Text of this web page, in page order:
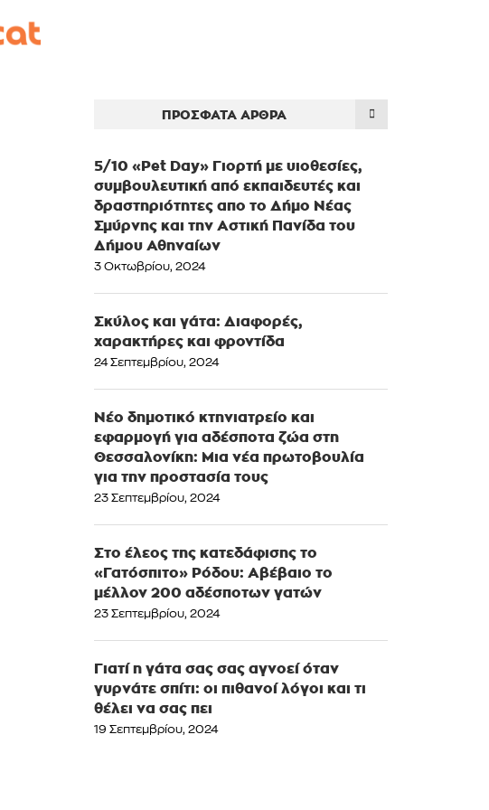
ΠΡΌΣΦΑΤΑ ΆΡΘΡΑ
5/10 «Pet Day» Γιορτή με υιοθεσίες,
συμβουλευτική από εκπαιδευτές και
δραστηριότητες απο το Δήμο Νέας
Σμύρνης και την Αστική Πανίδα του
Δήμου Αθηναίων
3 Οκτωβρίου, 2024
Σκύλος και γάτα: Διαφορές,
χαρακτήρες και φροντίδα
24 Σεπτεμβρίου, 2024
Νέο δημοτικό κτηνιατρείο και
εφαρμογή για αδέσποτα ζώα στη
Θεσσαλονίκη: Μια νέα πρωτοβουλία
για την προστασία τους
23 Σεπτεμβρίου, 2024
Στο έλεος της κατεδάφισης το
«Γατόσπιτο» Ρόδου: Αβέβαιο το
μέλλον 200 αδέσποτων γατών
23 Σεπτεμβρίου, 2024
Γιατί η γάτα σας σας αγνοεί όταν
γυρνάτε σπίτι: οι πιθανοί λόγοι και τι
θέλει να σας πει
19 Σεπτεμβρίου, 2024